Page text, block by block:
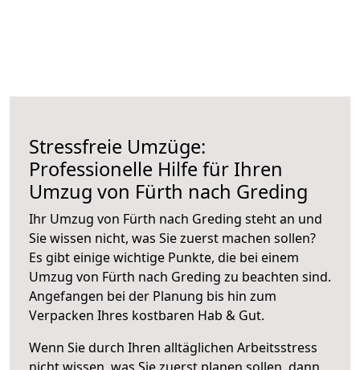
Stressfreie Umzüge:
Professionelle Hilfe für Ihren
Umzug von Fürth nach Greding
Ihr Umzug von Fürth nach Greding steht an und
Sie wissen nicht, was Sie zuerst machen sollen?
Es gibt einige wichtige Punkte, die bei einem
Umzug von Fürth nach Greding zu beachten sind.
Angefangen bei der Planung bis hin zum
Verpacken Ihres kostbaren Hab & Gut.
Wenn Sie durch Ihren alltäglichen Arbeitsstress